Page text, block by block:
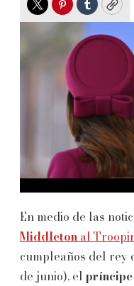
TwitterPinterest
TumblrCopy
En medio de las
Middleton al
cumpleaños del rey
de junio), el